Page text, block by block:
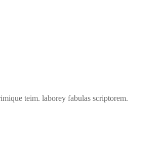
teim. laborey fabulas scriptorem.